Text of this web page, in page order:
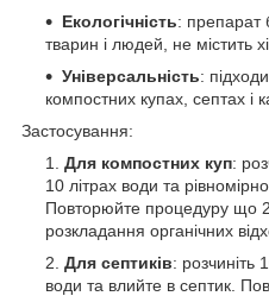
Екологічність: препарат
тварин і людей, не містить
Універсальність:
компостних купах, септах і
Застосування:
Для компостних куп:
10 літрах води та
Повторюйте процедуру що
розкладання органічних
Для септиків: розчиніть
води та влийте в септик.